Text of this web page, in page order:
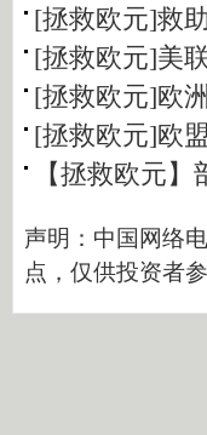
[拯救欧元]救
[拯救欧元]美
[拯救欧元]欧
[拯救欧元]欧
【拯救欧元
声明：中国网络
点，仅供投资者